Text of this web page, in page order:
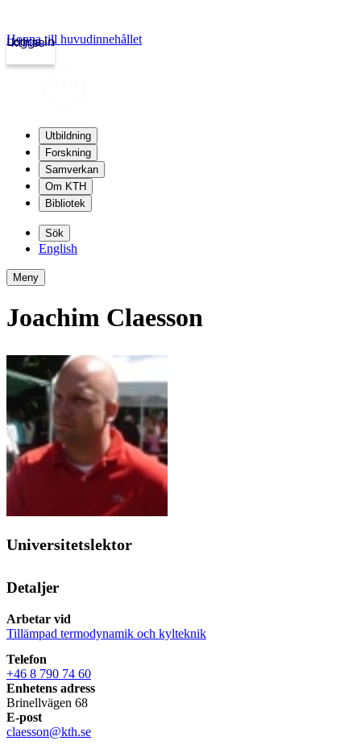
kth.se
Logga in
Hoppa till huvudinnehållet
Utbildning
Forskning
Samverkan
Om KTH
Bibliotek
Sök
English
Meny
Joachim Claesson
Universitetslektor
Detaljer
Arbetar vid
Tillämpad termodynamik och kylteknik
Telefon
+46 8 790 74 60
Enhetens adress
Brinellvägen 68
E-post
claesson@kth.se